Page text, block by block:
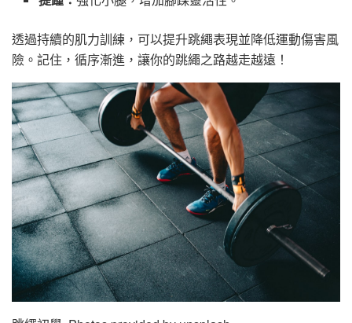
透過持續的肌力訓練，可以提升跳繩表現並降低運動傷害風
險。記住，循序漸進，讓你的跳繩之路越走越遠！